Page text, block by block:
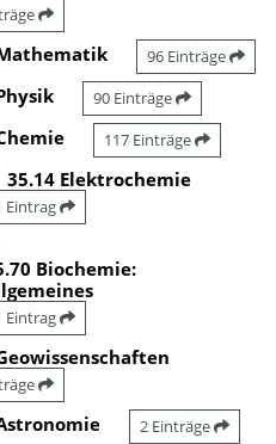
96 Einträge
90 Einträge
117 Einträge
35.14 Elektrochemie
Eintrag
Biochemie:
Eintrag
2 Einträge